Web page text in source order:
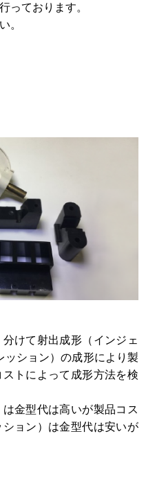
っております。
。
けて射出成形（インジェ
ッション）の成形により製
トによって成形方法を検
金型代は高いが製品コス
ョン）は金型代は安いが